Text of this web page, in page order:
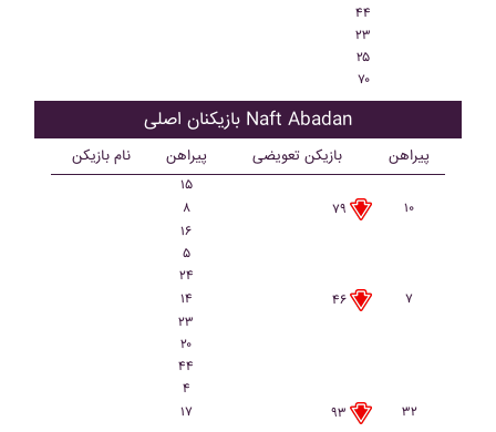
۴۴
۲۳
۲۵
۷۰
بازیکنان اصلی Naft Abadan
نام بازیکن پیراهن بازیکن تعویضی پیراهن
۱۵
۸
۷۹
۱۰
۱۶
۵
۲۴
۱۴
۴۶
۷
۲۳
۲۰
۴۴
۴
۱۷
۹۳ ۳۲